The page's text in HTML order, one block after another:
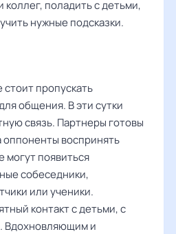
коллег, поладить с детьми,
нужные подсказки.
стоит пропускать
общения. В эти сутки
связь. Партнеры готовы
оппоненты воспринять
могут появиться
собеседники,
или ученики.
контакт с детьми, с
Вдохновляющим и